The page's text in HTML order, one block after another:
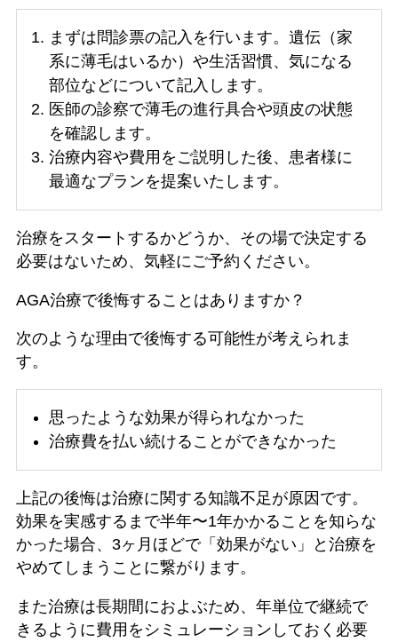
まずは問診票の記入を行います。遺伝（家
系に薄毛はいるか）や生活習慣、気になる
部位などについて記入します。
医師の診察で薄毛の進行具合や頭皮の状態
を確認します。
治療内容や費用をご説明した後、患者様に
最適なプランを提案いたします。
治療をスタートするかどうか、その場で決定する
必要はないため、気軽にご予約ください。
AGA治療で後悔することはありますか？
次のような理由で後悔する可能性が考えられま
す。
思ったような効果が得られなかった
治療費を払い続けることができなかった
上記の後悔は治療に関する知識不足が原因です。
効果を実感するまで半年〜1年かかることを知らな
かった場合、3ヶ月ほどで「効果がない」と治療を
やめてしまうことに繋がります。
また治療は長期間におよぶため、年単位で継続で
きるように費用をシミュレーションしておく必要